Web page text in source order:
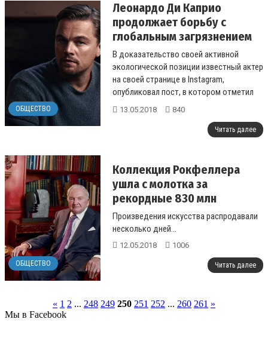
ОБЩЕСТВО
Леонардо Ди Каприо
продолжает борьбу с
глобальным загрязнением
планеты
В доказательство своей активной
экологической позиции известный актер
на своей странице в Instagram,
опубликовал пост, в котором отметил
значимость борьбы с глобальным
13.05.2018 840
Читать далее
ОБЩЕСТВО
Коллекция Рокфеллера
ушла с молотка за
рекордные 830 млн
долларов
Произведения искусства распродавали
несколько дней...
12.05.2018 1006
Читать далее
« 1 2 ... 248 249 250 251 252 ... 260 261 »
Мы в Facebook